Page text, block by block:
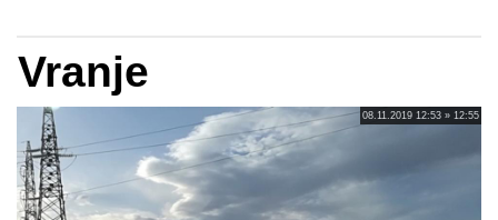
Vranje
08.11.2019 12:53 » 12:55